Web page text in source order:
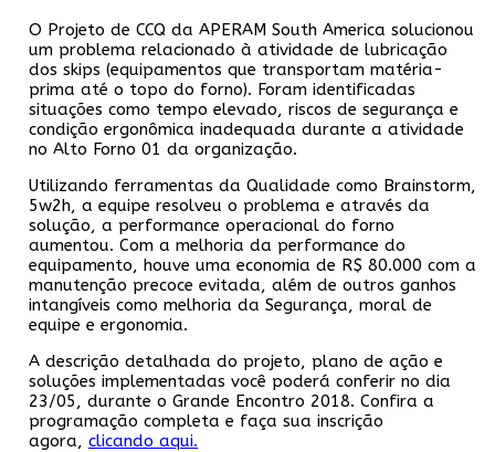
O Projeto de CCQ da APERAM South America solucionou
um problema relacionado à atividade de lubricação
dos skips (equipamentos que transportam matéria-
prima até o topo do forno). Foram identificadas
situações como tempo elevado, riscos de segurança e
condição ergonômica inadequada durante a atividade
no Alto Forno 01 da organização.
Utilizando ferramentas da Qualidade como Brainstorm,
5w2h, a equipe resolveu o problema e através da
solução, a performance operacional do forno
aumentou. Com a melhoria da performance do
equipamento, houve uma economia de R$ 80.000 com a
manutenção precoce evitada, além de outros ganhos
intangíveis como melhoria da Segurança, moral de
equipe e ergonomia.
A descrição detalhada do projeto, plano de ação e
soluções implementadas você poderá conferir no dia
23/05, durante o Grande Encontro 2018. Confira a
programação completa e faça sua inscrição
agora, clicando aqui.